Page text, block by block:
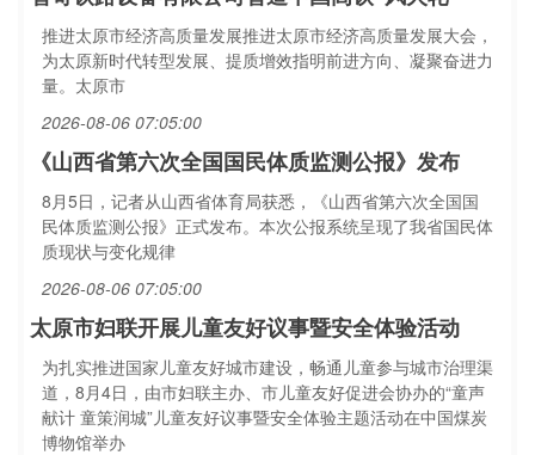
推进太原市经济高质量发展推进太原市经济高质量发展大会，
为太原新时代转型发展、提质增效指明前进方向、凝聚奋进力
量。太原市
2026-08-06 07:05:00
《山西省第六次全国国民体质监测公报》发布
8月5日，记者从山西省体育局获悉，《山西省第六次全国国
民体质监测公报》正式发布。本次公报系统呈现了我省国民体
质现状与变化规律
2026-08-06 07:05:00
太原市妇联开展儿童友好议事暨安全体验活动
为扎实推进国家儿童友好城市建设，畅通儿童参与城市治理渠
道，8月4日，由市妇联主办、市儿童友好促进会协办的“童声
献计 童策润城”儿童友好议事暨安全体验主题活动在中国煤炭
博物馆举办